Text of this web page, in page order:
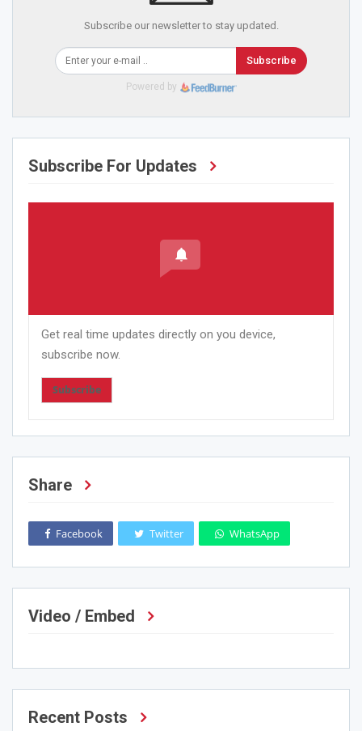
Subscribe our newsletter to stay updated.
Subscribe
Powered by
Subscribe For Updates
Get real time updates directly on you device,
subscribe now.
Subscribe
Share
Facebook Twitter WhatsApp
Video / Embed
Recent Posts